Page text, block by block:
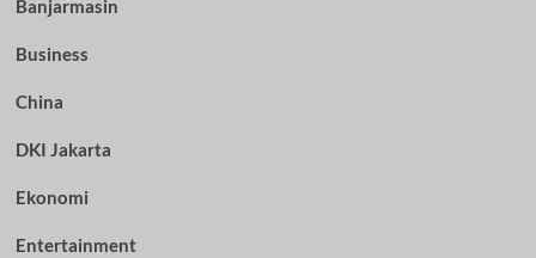
Banjarmasin
Business
China
DKI Jakarta
Ekonomi
Entertainment